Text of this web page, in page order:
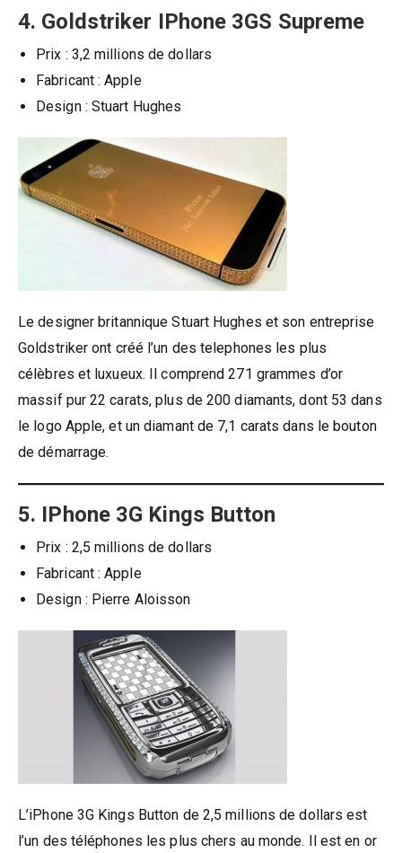
4. Goldstriker IPhone 3GS Supreme
Prix ​​: 3,2 millions de dollars
Fabricant : Apple
Design : Stuart Hughes
Le designer britannique Stuart Hughes et son entreprise
Goldstriker ont créé l’un des telephones les plus
célèbres et luxueux. Il comprend 271 grammes d’or
massif pur 22 carats, plus de 200 diamants, dont 53 dans
le logo Apple, et un diamant de 7,1 carats dans le bouton
de démarrage.
5. IPhone 3G Kings Button
Prix ​​: 2,5 millions de dollars
Fabricant : Apple
Design : Pierre Aloisson
L’iPhone 3G Kings Button de 2,5 millions de dollars est
l’un des téléphones les plus chers au monde. Il est en or